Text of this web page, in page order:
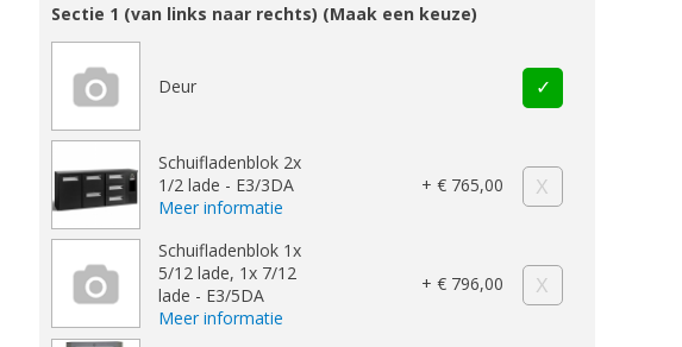
Sectie 1 (van links naar rechts) (Maak een keuze)
Deur
Schuifladenblok 2x
1/2 lade - E3/3DA
Meer informatie
+ € 765,00
Schuifladenblok 1x
5/12 lade, 1x 7/12
lade - E3/5DA
Meer informatie
+ € 796,00